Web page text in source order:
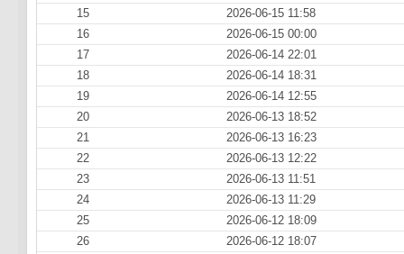
15
2026-06-15 11:58
16
2026-06-15 00:00
17
2026-06-14 22:01
18
2026-06-14 18:31
19
2026-06-14 12:55
20
2026-06-13 18:52
21
2026-06-13 16:23
22
2026-06-13 12:22
23
2026-06-13 11:51
24
2026-06-13 11:29
25
2026-06-12 18:09
26
2026-06-12 18:07